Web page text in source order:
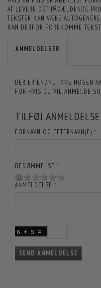
AT LEVERE DET PÅGÆLDENDE
TEKSTER KAN VÆRE
KAN DERFOR FOREKOMME
ANMELDELSER
DER ER ENDNU IKKE NOGEN
FOR HVIS DU VIL ANMELDE
TILFØJ
FORNAVN OG EFTERNAVN(E)
BEDØMMELSE
ANMELDELSE
SEND ANMELDELSE